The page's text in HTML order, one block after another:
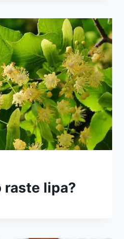
raste lipa?